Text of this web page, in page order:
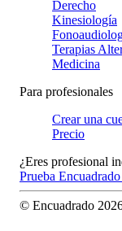
Derecho
Kinesiología
Terapias
Medicina
Para profesionales
Crear una
Precio
¿Eres profesional
Prueba
© Encuadrado